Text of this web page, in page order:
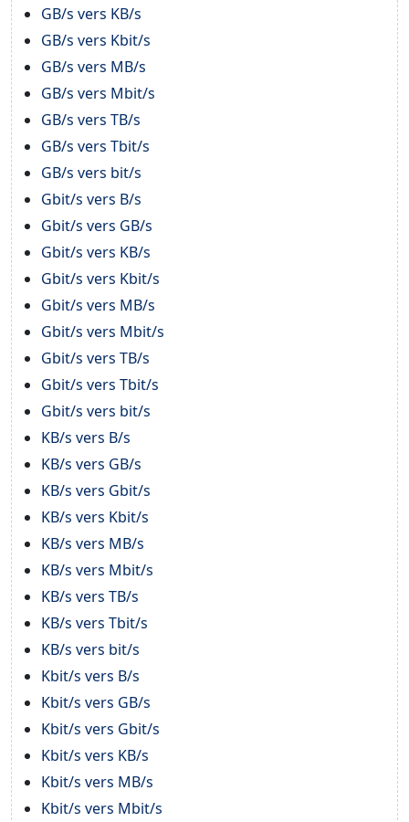
GB/s vers KB/s
GB/s vers Kbit/s
GB/s vers MB/s
GB/s vers Mbit/s
GB/s vers TB/s
GB/s vers Tbit/s
GB/s vers bit/s
Gbit/s vers B/s
Gbit/s vers GB/s
Gbit/s vers KB/s
Gbit/s vers Kbit/s
Gbit/s vers MB/s
Gbit/s vers Mbit/s
Gbit/s vers TB/s
Gbit/s vers Tbit/s
Gbit/s vers bit/s
KB/s vers B/s
KB/s vers GB/s
KB/s vers Gbit/s
KB/s vers Kbit/s
KB/s vers MB/s
KB/s vers Mbit/s
KB/s vers TB/s
KB/s vers Tbit/s
KB/s vers bit/s
Kbit/s vers B/s
Kbit/s vers GB/s
Kbit/s vers Gbit/s
Kbit/s vers KB/s
Kbit/s vers MB/s
Kbit/s vers Mbit/s